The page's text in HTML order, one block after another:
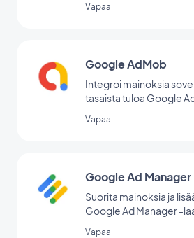
Vapaa
Google AdMob
Integroi mainoksia
tasaista tuloa Google
Vapaa
Google Ad Manager
Suorita mainoksia ja
Google Ad Manager -
Vapaa